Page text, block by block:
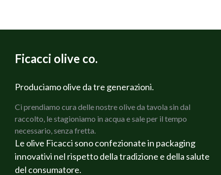
2 coste di Sedano verde
200 g di Prosciutto cotto Martelli
150 g di olive nere di Gaeta Ficacci
Rosmarino fresco
Salvia fresca
Olio di oliva extravergine Bio
Sale q.b.
Pepe q.b.
Ficacci olive co.
Produciamo olive da tre generazioni.
Ci prendiamo cura delle nostre olive da tavola sin dal
raccolto, le stagioniamo in acqua e sale per il tempo
necessario, senza fretta.
Le olive Ficacci sono confezionate in packaging
innovativi nel rispetto della tradizione e della salute
del consumatore.